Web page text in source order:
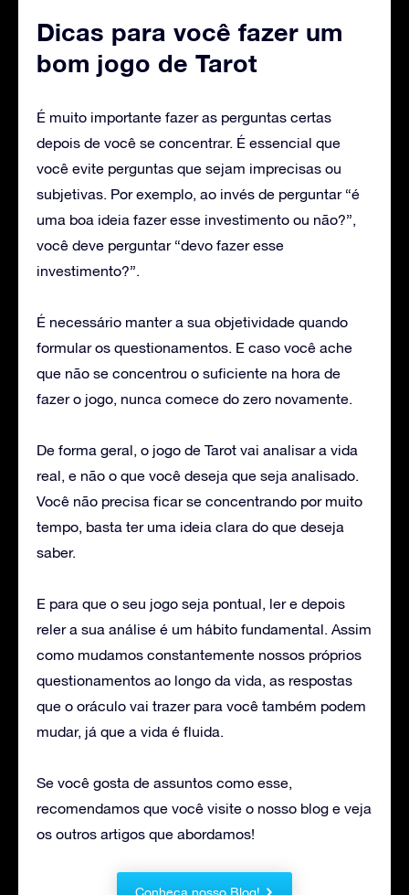
Dicas para você fazer um
bom jogo de Tarot
É muito importante fazer as perguntas certas
depois de você se concentrar. É essencial que
você evite perguntas que sejam imprecisas ou
subjetivas. Por exemplo, ao invés de perguntar “é
uma boa ideia fazer esse investimento ou não?”,
você deve perguntar “devo fazer esse
investimento?”.
É necessário manter a sua objetividade quando
formular os questionamentos. E caso você ache
que não se concentrou o suficiente na hora de
fazer o jogo, nunca comece do zero novamente.
De forma geral, o jogo de Tarot vai analisar a vida
real, e não o que você deseja que seja analisado.
Você não precisa ficar se concentrando por muito
tempo, basta ter uma ideia clara do que deseja
saber.
E para que o seu jogo seja pontual, ler e depois
reler a sua análise é um hábito fundamental. Assim
como mudamos constantemente nossos próprios
questionamentos ao longo da vida, as respostas
que o oráculo vai trazer para você também podem
mudar, já que a vida é fluida.
Se você gosta de assuntos como esse,
recomendamos que você visite o nosso blog e veja
os outros artigos que abordamos!